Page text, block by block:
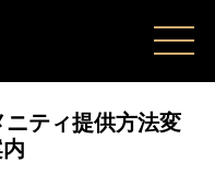
ティ提供方法変